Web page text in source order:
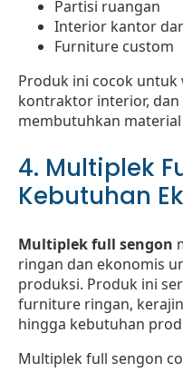
Partisi ruangan
Interior kantor
Furniture custom
Produk ini cocok
kontraktor interior, dan
membutuhkan
4. Multiplek
Kebutuhan
Multiplek full sengon
ringan dan ekonomis
produksi. Produk ini
furniture ringan,
hingga kebutuhan
Multiplek full sengon